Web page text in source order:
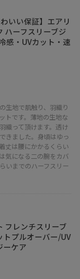
大人カジュアル
ております。
味と異なる場合
ご確認ください。
いい保証】エアリ
ハーフスリーブジ
感・UVカット・速
生地で肌触り、羽織り
トです。薄地の生地な
織って頂けます。透け
きました。身頃はゆっ
丈は腰にかかるくらい
気になる二の腕をカバ
いまでのハーフスリー
フレンチスリーブ
トプルオーバー/UV
ーケア